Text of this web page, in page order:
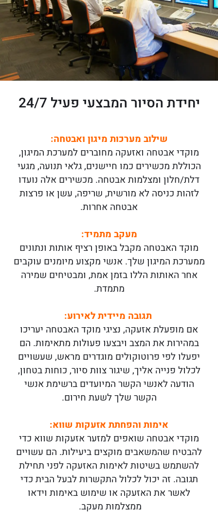
יחידת הסיור המבצעי פעיל 24/7
שילוב מערכות מיגון ואבטחה:
מוקדי אבטחה ואזעקה מחוברים למערכת המיגון,
הכוללת מכשירים כמו חיישנים, גלאי תנועה, מגעי
דלת/חלון ומצלמות אבטחה. מכשירים אלה נועדו
לזהות כניסה לא מורשית, שריפה, עשן או פרצות
אבטחה אחרות.
מעקב מתמיד:
מוקד האבטחה מקבל באופן רציף אותות ונתונים
ממערכת המיגון שלך. אנשי מקצוע מיומנים עוקבים
אחר האותות הללו בזמן אמת, ומבטיחים שמירה
מתמדת.
תגובה מיידית לאירוע:
אם מופעלת אזעקה, נציגי מוקד האבטחה יעריכו
במהירות את המצב ויבצעו פעולות מתאימות. הם
יפעלו לפי פרוטוקולים מוגדרים מראש, שעשויים
לכלול פנייה אליך, שיגור צוות סיור, כוחות בטחון,
הודעה לאנשי הקשר המיועדים ברשימת אנשי
הקשר שלך לשעת חירום.
אימות והפחתת אזעקות שווא:
מוקדי אבטחה שואפים למזער אזעקות שווא כדי
להבטיח שהמשאבים מוקצים ביעילות. הם עשויים
להשתמש בשיטות לאימות האזעקה לפני תחילת
תגובה. זה יכול לכלול התקשרות לבעל הבית כדי
לאשר את האזעקה או שימוש באימות וידאו
ממצלמות מעקב.